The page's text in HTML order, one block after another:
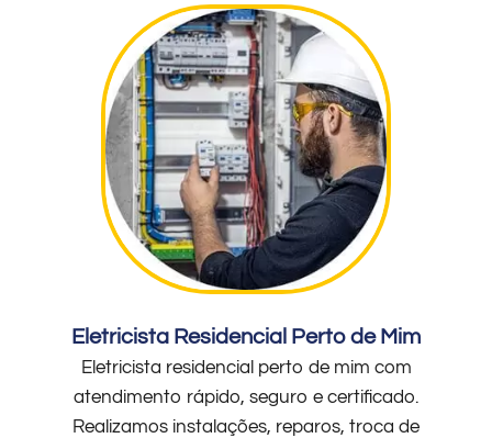
Eletricista Residencial Perto de Mim
Eletricista residencial perto de mim com
atendimento rápido, seguro e certificado.
Realizamos instalações, reparos, troca de